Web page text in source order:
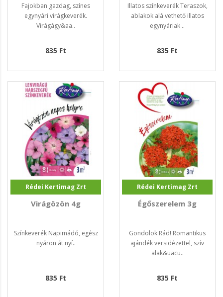
Fajokban gazdag, színes
egynyári virágkeverék.
Virágágy&aa..
835 Ft
Illatos színkeverék Teraszok,
ablakok alá vethető illatos
egynyáriak ..
835 Ft
Rédei Kertimag Zrt
Virágözön 4g
Színkeverék Napimádó, egész
nyáron át nyí..
835 Ft
Rédei Kertimag Zrt
Égőszerelem 3g
Gondolok Rád! Romantikus
ajándék versidézettel, szív
alak&uacu..
835 Ft